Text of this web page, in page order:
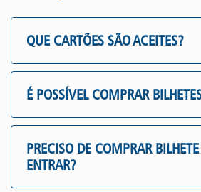
QUE CARTÕES SÃO ACEITES?
É POSSÍVEL COMPRAR
PRECISO DE COMPRAR
ENTRAR?